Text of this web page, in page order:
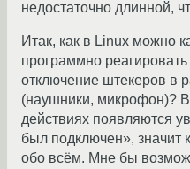
недостаточно длинной,
Итак, как в Linux можно
программно
отключение штекеров в
(наушники, микрофон)?
действиях появляются
был подключен», значит
обо всём. Мне бы